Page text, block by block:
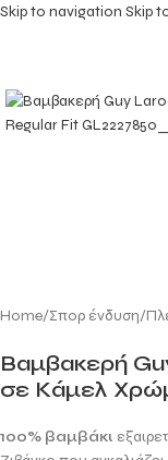
Skip to navigation Skip
Home/Σπορ ένδυση/
Βαμβακερή
σε Κάμελ
100% βαμβάκι